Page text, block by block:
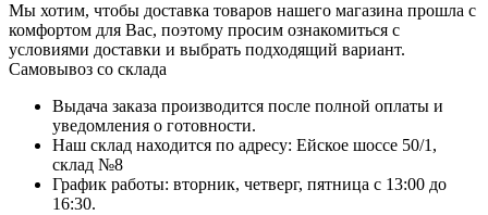
Мы хотим, чтобы доставка товаров нашего магазина прошла с
комфортом для Вас, поэтому просим ознакомиться с
условиями доставки и выбрать подходящий вариант.
Самовывоз со склада
Выдача заказа производится после полной оплаты и
уведомления о готовности.
Наш склад находится по адресу: Ейское шоссе 50/1,
склад №8
График работы: вторник, четверг, пятница с 13:00 до
16:30.